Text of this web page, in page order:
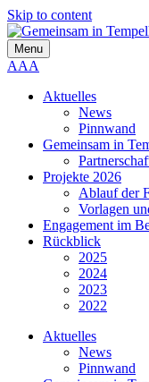
Skip to content
Menu
AAA
Aktuelles
News
Pinnwand
Gemeinsam in
Projekte 2026
Ablauf der
Vorlagen
Engagement im
Rückblick
2025
2024
2023
2022
Aktuelles
News
Pinnwand